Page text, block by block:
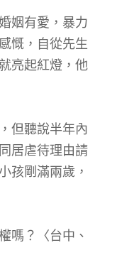
姻有愛，暴力
慨，自從先生
亮起紅燈，他
但聽說半年內
居虐待理由請
孩剛滿兩歲，
嗎？〈台中、